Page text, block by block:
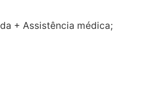
+ Assistência médica;